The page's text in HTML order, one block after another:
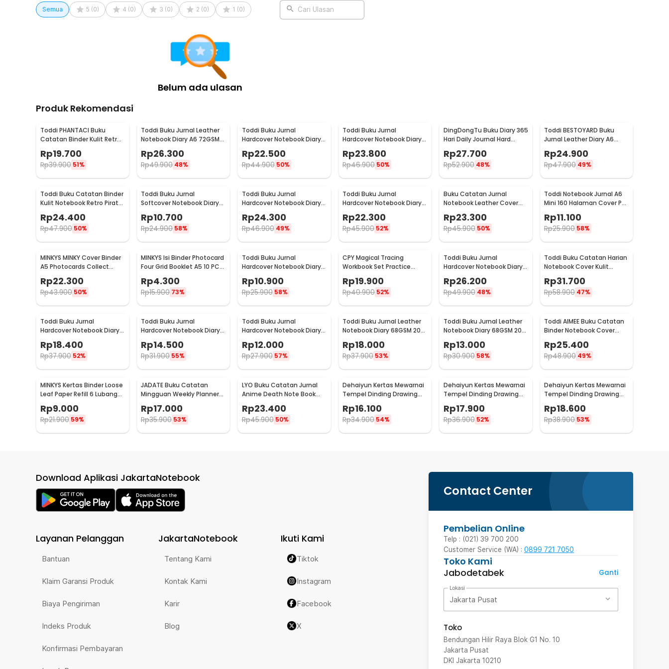
Kelengkapan Produk
1 x MINKYS Buku Catatan Harian 2024 Notebook Planner 365 Days Glitz - HC-20
Semua 5 (0) 4 (0) 3 (0) 2 (0) 1 (0) Cari Ulasan
Belum ada ulasan
Produk Rekomendasi
Toddi PHANTACI Buku
Catatan Binder Kulit Retro
Rp19.700
Rp39.900 51%
Toddi Buku Jurnal Leather
Notebook Diary A6 72GSM
140 Halaman Blank - ZB-30
Rp26.300
Rp49.900 48%
Toddi Buku Jurnal
Hardcover Notebook Diary
CW-24
Rp22.500
Rp44.900 50%
Toddi Buku Jurnal
Hardcover Notebook Diary
68GSM 200 Halaman Lined
- CW-28
Rp23.800
Rp46.900 50%
DingDongTu Buku Diary 365
Hari Daily Journal Hard
4083
Rp27.700
Rp52.900 48%
Toddi BESTOYARD Buku
Jurnal Leather Diary A6
- ZB-45
Rp24.900
Rp47.900 49%
Toddi Buku Catatan Binder
Kulit Notebook Retro Pirate
Rp24.400
Rp47.900 50%
Toddi Buku Jurnal
Softcover Notebook Diary
BQ-14
Rp10.700
Rp24.900 58%
Toddi Buku Jurnal
Hardcover Notebook Diary
72GSM 192 Halaman Lined -
CW-60
Rp24.300
Rp46.900 49%
Toddi Buku Jurnal
Hardcover Notebook Diary
80GSM 360 Halaman Lined
- CW-25
Rp22.300
Rp45.900 52%
Buku Catatan Jurnal
Notebook Leather Cover
Vintage Pattern - CW-64
Rp23.300
Rp45.900 50%
Toddi Notebook Jurnal A6
Mini 160 Halaman Cover PU
Rp11.100
Rp25.900 58%
MINKYS MINKY Cover Binder
A5 Photocards Collect
Book Postcard Holder - 2021
Rp22.300
Rp43.900 50%
MINKYS Isi Binder Photocard
Four Grid Booklet A5 10 PCS
Rp4.300
Rp15.900 73%
Toddi Buku Jurnal
Hardcover Notebook Diary
CW-74
Rp10.900
Rp25.900 58%
CPY Magical Tracing
Workbook Set Practice
Rp19.900
Rp40.900 52%
Toddi Buku Jurnal
Hardcover Notebook Diary
68GSM 360 Halaman Lined
- CW-05
Rp26.200
Rp49.900 48%
Toddi Buku Catatan Harian
Notebook Cover Kulit
Magnetic Buckle - CW-04
Rp31.700
Rp58.900 47%
Toddi Buku Jurnal
Hardcover Notebook Diary
200 Halaman Lined A5 -
CW-38
Rp18.400
Rp37.900 52%
Toddi Buku Jurnal
Hardcover Notebook Diary
CW-38
Rp14.500
Rp31.900 55%
Toddi Buku Jurnal
Hardcover Notebook Diary
CW-38
Rp12.000
Rp27.900 57%
Toddi Buku Jurnal Leather
Notebook Diary 68GSM 200
Halaman Lined A5 - CW-50
Rp18.000
Rp37.900 53%
Toddi Buku Jurnal Leather
Notebook Diary 68GSM 200
Halaman Lined A6 - CW-50
Rp13.000
Rp30.900 58%
Toddi AIMEE Buku Catatan
Binder Notebook Cover
ZB-16
Rp25.400
Rp48.900 49%
MINKYS Kertas Binder Loose
Leaf Paper Refill 6 Lubang
- MY5
Rp9.000
Rp21.900 59%
JADATE Buku Catatan
Mingguan Weekly Planner
Rp17.000
Rp35.900 53%
LYO Buku Catatan Jurnal
Anime Death Note Book
Leather Case - CW-05
Rp23.400
Rp45.900 50%
Dehaiyun Kertas Mewarnai
Tempel Dinding Drawing
Paper Roll 3M Vehicles -
HB30
Rp16.100
Rp34.900 54%
Dehaiyun Kertas Mewarnai
Tempel Dinding Drawing
Paradise - HB30
Rp17.900
Rp36.900 52%
Dehaiyun Kertas Mewarnai
Tempel Dinding Drawing
Paper Roll 3M Lovely
Princess - HB30
Rp18.600
Rp38.900 53%
Contact Center
Pembelian Online
Telp : (021) 39 700 200
Customer Service (WA) : 0899 721 7050
Toko Kami
Jabodetabek
Ganti
Lokasi
Jakarta Pusat
Toko
Bendungan Hilir Raya Blok G1 No. 10
Jakarta Pusat
DKI Jakarta 10210
Download Aplikasi JakartaNotebook
Layanan Pelanggan
Bantuan
Klaim Garansi Produk
Biaya Pengiriman
Indeks Produk
Konfirmasi Pembayaran
JakartaNotebook
Tentang Kami
Kontak Kami
Karir
Blog
Ikuti Kami
Tiktok
Instagram
Facebook
X